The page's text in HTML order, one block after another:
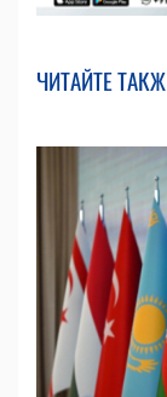
ЧИТАЙТЕ